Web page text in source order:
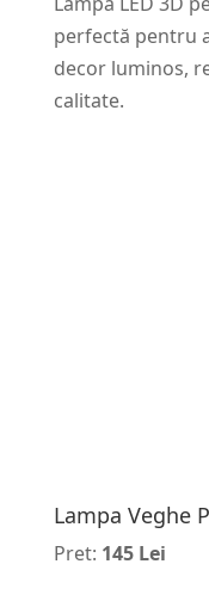
perfectă pentru
decor luminos,
calitate.
Lampa Veghe
Pret: 145 Lei